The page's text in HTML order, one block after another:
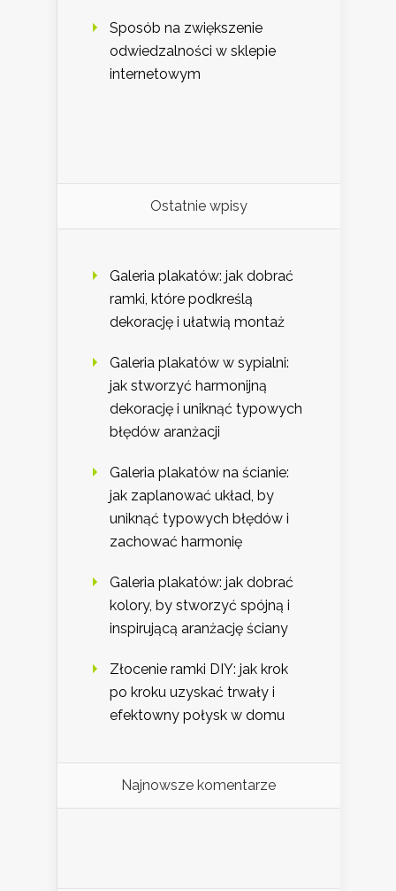
Sposób na zwiększenie
odwiedzalności w sklepie
internetowym
Ostatnie wpisy
Galeria plakatów: jak dobrać
ramki, które podkreślą
dekorację i ułatwią montaż
Galeria plakatów w sypialni:
jak stworzyć harmonijną
dekorację i uniknąć typowych
błędów aranżacji
Galeria plakatów na ścianie:
jak zaplanować układ, by
uniknąć typowych błędów i
zachować harmonię
Galeria plakatów: jak dobrać
kolory, by stworzyć spójną i
inspirującą aranżację ściany
Złocenie ramki DIY: jak krok
po kroku uzyskać trwały i
efektowny połysk w domu
Najnowsze komentarze